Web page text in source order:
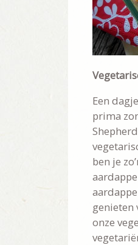
Een
prima
ben je
genieten
onze